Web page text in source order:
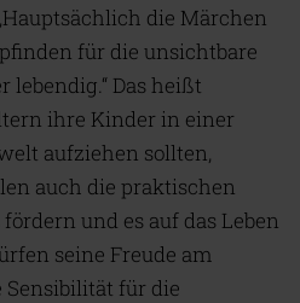
die Märchen
für die unsichtbare
Das heißt
ihre Kinder in einer
aufziehen sollten,
auch die praktischen
und es auf das Leben
seine Freude am
Sensibilität für die